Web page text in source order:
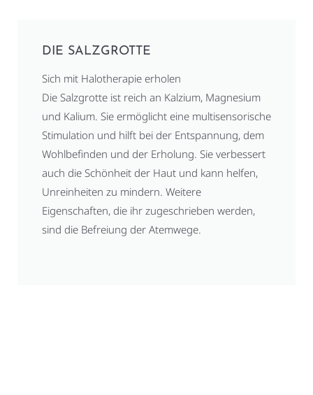
DIE SALZGROTTE
Sich mit Halotherapie erholen
Die Salzgrotte ist reich an Kalzium, Magnesium
und Kalium. Sie ermöglicht eine multisensorische
Stimulation und hilft bei der Entspannung, dem
Wohlbefinden und der Erholung. Sie verbessert
auch die Schönheit der Haut und kann helfen,
Unreinheiten zu mindern. Weitere
Eigenschaften, die ihr zugeschrieben werden,
sind die Befreiung der Atemwege.